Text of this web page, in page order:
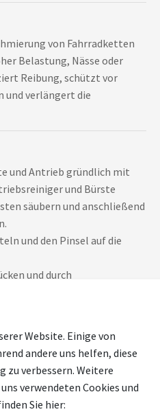
von Fahrradketten
Belastung, Nässe oder
Reibung, schützt vor
und verlängert die
und Antrieb gründlich mit
und Bürste
säubern und anschließend
und den Pinsel auf die
und durch
komplett
lassen.
mit einem Tuch die Kette
Öl entfernen.
Website. Einige von
andere uns helfen, diese
zu verbessern. Weitere
verwendeten Cookies und
Sie hier: